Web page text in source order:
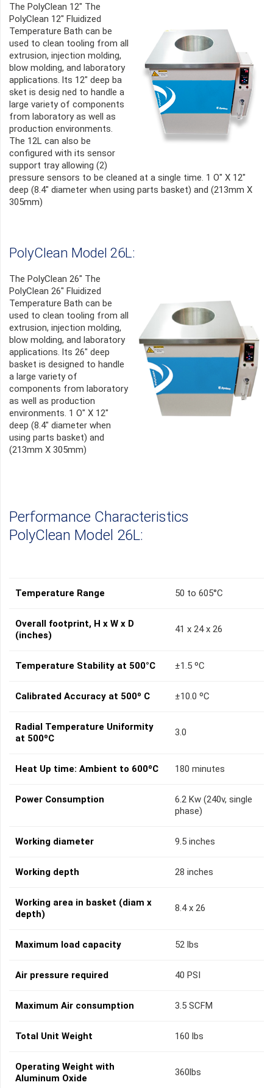
The PolyClean 12" The
PolyClean 12" Fluidized
Temperature Bath can be
used to clean tooling from all
extrusion, injection molding,
blow molding, and laboratory
applications. lts 12" deep ba
sket is desig ned to handle a
large variety of components
from laboratory as well as
production environments.
The 12L can also be
configured with its sensor
support tray allowing (2)
pressure sensors to be cleaned at a single time. 1 O" X 12"
deep (8.4" diameter when using parts basket) and (213mm X
305mm)
PolyClean Model 26L:
The PolyClean 26" The
PolyClean 26" Fluidized
Temperature Bath can be
used to clean tooling from all
extrusion, injection molding,
blow molding, and laboratory
applications. lts 26" deep
basket is designed to handle
a large variety of
components from laboratory
as well as production
environments. 1 O" X 12"
deep (8.4" diameter when
using parts basket) and
(213mm X 305mm)
Performance Characteristics
PolyClean Model 26L:
Temperature Range 50 to 605°C
Overall footprint, H x W x D
(inches)
41 x 24 x 26
Temperature Stability at 500°C ±1.5 ºC
Calibrated Accuracy at 500º C ±10.0 ºC
Radial Temperature Uniformity
at 500ºC
3.0
Heat Up time: Ambient to 600ºC 180 minutes
Power Consumption
6.2 Kw (240v, single
phase)
Working diameter 9.5 inches
Working depth 28 inches
Working area in basket (diam x
depth)
8.4 x 26
Maximum load capacity 52 lbs
Air pressure required 40 PSI
Maximum Air consumption 3.5 SCFM
Total Unit Weight 160 lbs
Operating Weight with
Aluminum Oxide
360lbs